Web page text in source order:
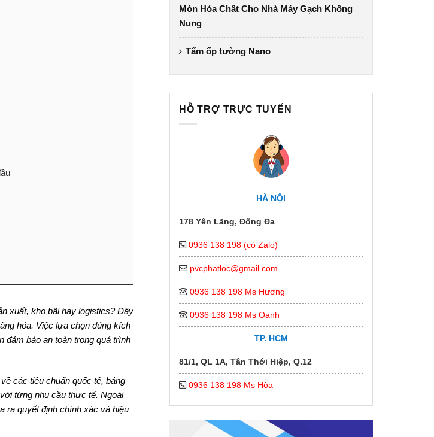
xuất, kho bãi hay logistics? Đây
hóa. Việc lựa chọn đúng kích
bảo an toàn trong quá trình
các tiêu chuẩn quốc tế, bảng
từng nhu cầu thực tế. Ngoài
ra quyết định chính xác và hiệu
Mòn Hóa Chất Cho Nhà Máy Gạch Không
Nung
Tấm ốp tường Nano
HỖ TRỢ TRỰC TUYẾN
HÀ NỘI
178 Yên Lãng, Đống Đa
0936 138 198 (có Zalo)
pvcphatloc@gmail.com
0936 138 198 Ms Hương
0936 138 198 Ms Oanh
TP. HCM
81/1, QL 1A, Tân Thới Hiệp, Q.12
0936 138 198 Ms Hòa